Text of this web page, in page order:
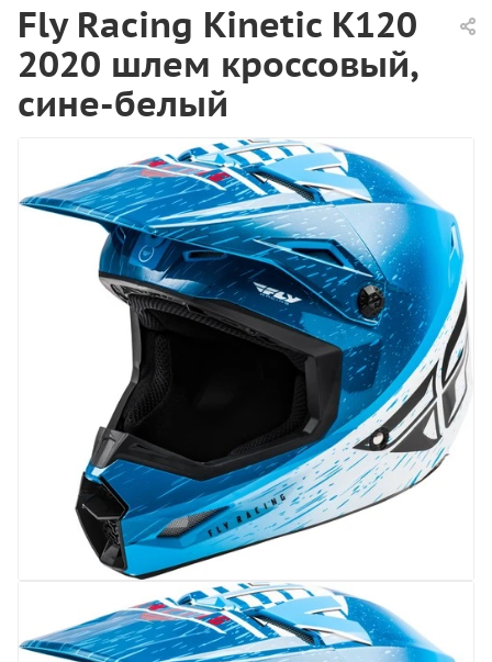
Fly Racing Kinetic K120
2020 шлем кроссовый,
сине-белый